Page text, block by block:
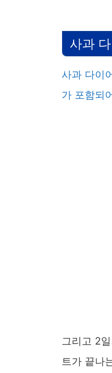
사과
사과 다이
가 포함되
그리고 2
트가 끝나